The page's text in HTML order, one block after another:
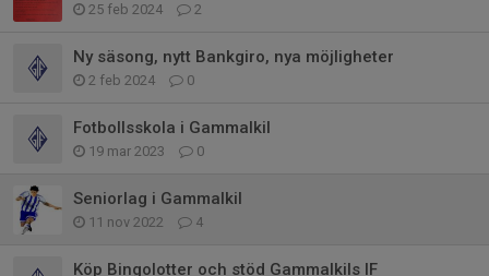
25 feb 2024 2
Ny säsong, nytt Bankgiro, nya möjligheter
2 feb 2024 0
Fotbollsskola i Gammalkil
19 mar 2023 0
Seniorlag i Gammalkil
11 nov 2022 4
Köp Bingolotter och stöd Gammalkils IF